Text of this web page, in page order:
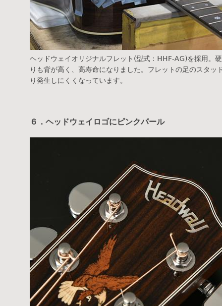
ヘッドウェイオリジナルフレット(型式：HHF-AG)を採用。
りも背が高く、高寿命になりました。フレットの足のスタッ
り発生しにくくなっています。
６．ヘッドウェイロゴにピンクパール